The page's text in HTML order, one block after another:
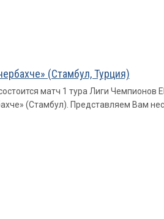
(Стамбул, Турция)
матч 1 тура Лиги Чемпионов
(Стамбул). Представляем Вам